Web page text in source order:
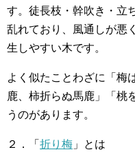
す。徒長枝・幹吹き・立
乱れており、風通しが悪
生しやすい木です。
よく似たことわざに「梅
鹿、柿折らぬ馬鹿」「桃
うのがあります。
２．「 折り梅 」とは